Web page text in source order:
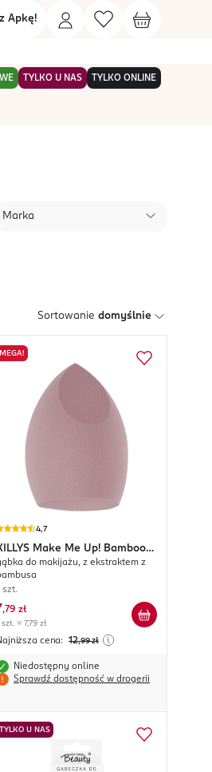
Apkę!
TYLKO U NAS TYLKO ONLINE
Marka
Sortowanie domyślnie
MEGA!
4,7
Make Me Up! Bamboo
do makijażu, z ekstraktem z
szt.
,79 zł
szt. = 7,79 zł
cena: 12,99 zł
Niedostępny online
Sprawdź dostępność w drogerii
TYLKO U NAS